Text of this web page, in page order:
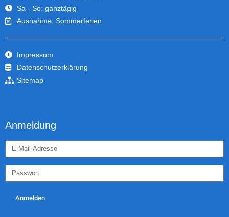
Sa - So: ganztägig
Ausnahme: Sommerferien
Impressum
Datenschutzerklärung
Sitemap
Anmeldung
Anmelden